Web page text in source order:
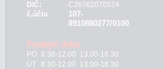
DIČ:
CZ6762070524
č.účtu
107-
8910880277/0100
PO 8.30-12.00 13.00-16.30
ÚT
8.30-12.00 13.00-16.30